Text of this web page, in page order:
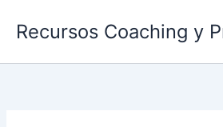
Recursos Coaching y